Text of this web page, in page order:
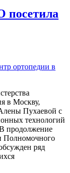
посетила
в Москву,
Пухаевой с
технологий
продолжение
Полномочного
ряд